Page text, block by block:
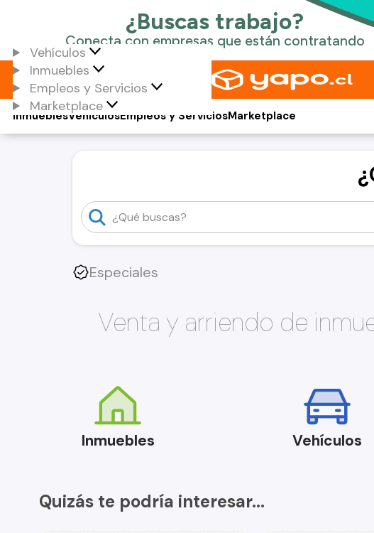
Vehículos
Inmuebles
Empleos y Servicios
Marketplace
Vehículos
Inmuebles Empleos y ServiciosMarketplace
Especiales
Venta y arriendo de
Inmuebles Vehículos
Quizás te podría interesar...